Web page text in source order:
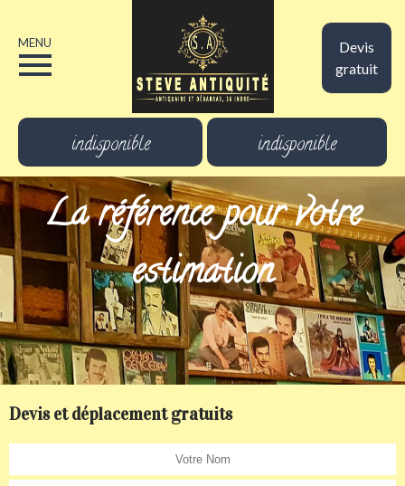
Devis
gratuit
MENU
indisponible indisponible
La référence pour votre
estimation
Devis et déplacement gratuits